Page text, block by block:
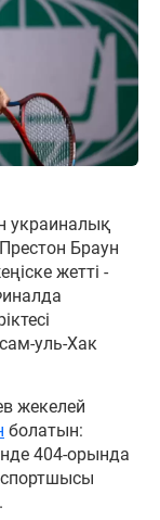
украиналық
Браун
жетті -
уль-Хак
жекелей
болатын:
404-орында
спортшысы